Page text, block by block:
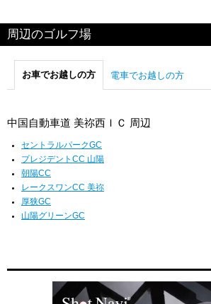
周辺のゴルフ場
お車でお越しの方 電車でお越しの方
中国自動車道 美祢西ＩＣ 周辺
セントラルパークGC
プレジデントCC 山陽
朝陽CC
レークスワンCC 美祢
厚狭GC
山陽グリーンGC